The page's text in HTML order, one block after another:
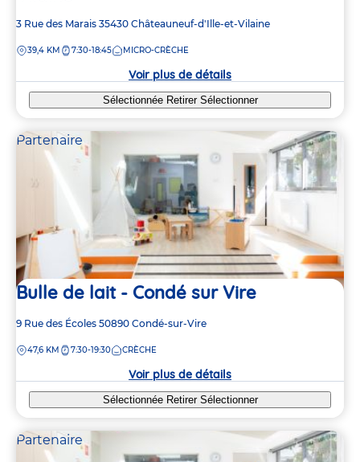
Adresse
la
3 Rue des Marais 35430 Châteauneuf-d'Ille-et-Vilaine
DISTANCE
39,4 KM 7:30-18:45 MICRO-CRÈCHE
Voir plus de détails
Sélectionnée Retirer Sélectionner
Partenaire
Bulle de lait - Condé sur Vire
Adresse
la
9 Rue des Écoles 50890 Condé-sur-Vire
DISTANCE
47,6 KM 7:30-19:30 CRÈCHE
Voir plus de détails
Sélectionnée Retirer Sélectionner
Partenaire